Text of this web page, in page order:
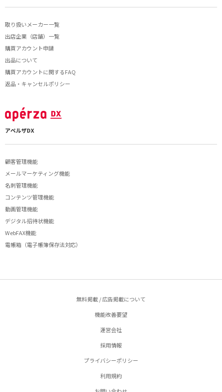
取り扱いメーカー一覧
出店企業（店舗）一覧
購買アカウント申請
出品について
購買アカウントに関するFAQ
返品・キャンセルポリシー
アペルザDX
顧客管理機能
メールマーケティング機能
名刺管理機能
コンテンツ管理機能
動画管理機能
デジタル招待状機能
WebFAX機能
電帳箱（電子帳簿保存法対応）
無料掲載 / 広告掲載について
機能改善要望
運営会社
採用情報
プライバシーポリシー
利用規約